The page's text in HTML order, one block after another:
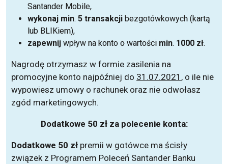
Santander Mobile,
wykonaj min. 5 transakcji bezgotówkowych (kartą
lub BLIKiem),
zapewnij wpływ na konto o wartości min. 1000 zł.
Nagrodę otrzymasz w formie zasilenia na
promocyjne konto najpóźniej do 31.07.2021 , o ile nie
wypowiesz umowy o rachunek oraz nie odwołasz
zgód marketingowych.
Dodatkowe 50 zł za polecenie konta:
Dodatkowe 50 zł premii w gotówce ma ścisły
związek z Programem Poleceń Santander Banku